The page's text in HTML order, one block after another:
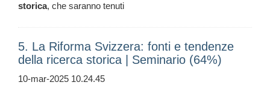
storica, che saranno tenuti
5. La Riforma Svizzera: fonti e tendenze
della ricerca storica | Seminario (64%)
10-mar-2025 10.24.45